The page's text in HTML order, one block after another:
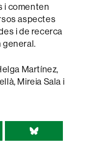
i comenten
aspectes
i de recerca
general.
Martínez,
Mireia Sala i